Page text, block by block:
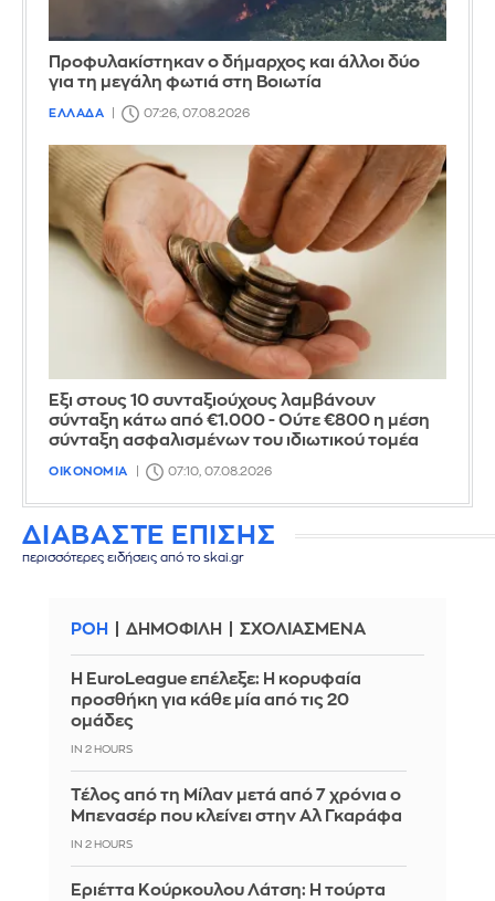
Προφυλακίστηκαν ο δήμαρχος και άλλοι δύο
για τη μεγάλη φωτιά στη Βοιωτία
ΕΛΛΑΔΑ 07:26, 07.08.2026
Έξι στους 10 συνταξιούχους λαμβάνουν
σύνταξη κάτω από €1.000 - Ούτε €800 η μέση
σύνταξη ασφαλισμένων του ιδιωτικού τομέα
ΟΙΚΟΝΟΜΙΑ 07:10, 07.08.2026
ΔΙΑΒΑΣΤΕ ΕΠΙΣΗΣ
περισσότερες ειδήσεις από το skai.gr
ΡΟΗ ΔΗΜΟΦΙΛΗ ΣΧΟΛΙΑΣΜΕΝΑ
Η EuroLeague επέλεξε: Η κορυφαία
προσθήκη για κάθε μία από τις 20
ομάδες
IN 2 HOURS
Τέλος από τη Μίλαν μετά από 7 χρόνια ο
Μπενασέρ που κλείνει στην Αλ Γκαράφα
IN 2 HOURS
Εριέττα Κούρκουλου Λάτση: Η τούρτα